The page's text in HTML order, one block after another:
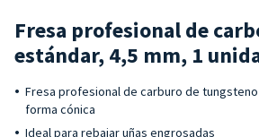
Fresa profesional de
estándar, 4,5 mm, 1
Fresa profesional de carburo de
forma cónica
Ideal para rebajar uñas engrosadas